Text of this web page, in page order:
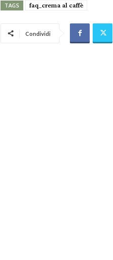
TAGS faq_crema al caffè
Condividi